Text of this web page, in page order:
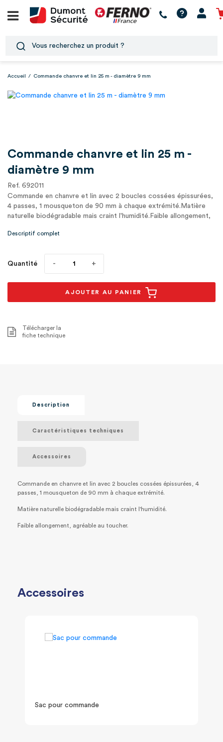
Accueil / Commande chanvre et lin 25 m - diamètre 9 mm
Commande chanvre et lin 25 m -
diamètre 9 mm
Ref. 692011
Commande en chanvre et lin avec 2 boucles cossées épissurées,
4 passes, 1 mousqueton de 90 mm à chaque extrémité.Matière
naturelle biodégradable mais craint l'humidité.Faible allongement,
Descriptif complet
Quantité
AJOUTER AU PANIER
Télécharger la
fiche technique
Description
Caractéristiques techniques
Accessoires
Commande en chanvre et lin avec 2 boucles cossées épissurées, 4
passes, 1 mousqueton de 90 mm à chaque extrémité.
Matière naturelle biodégradable mais craint l'humidité.
Faible allongement, agréable au toucher.
Accessoires
Sac pour commande